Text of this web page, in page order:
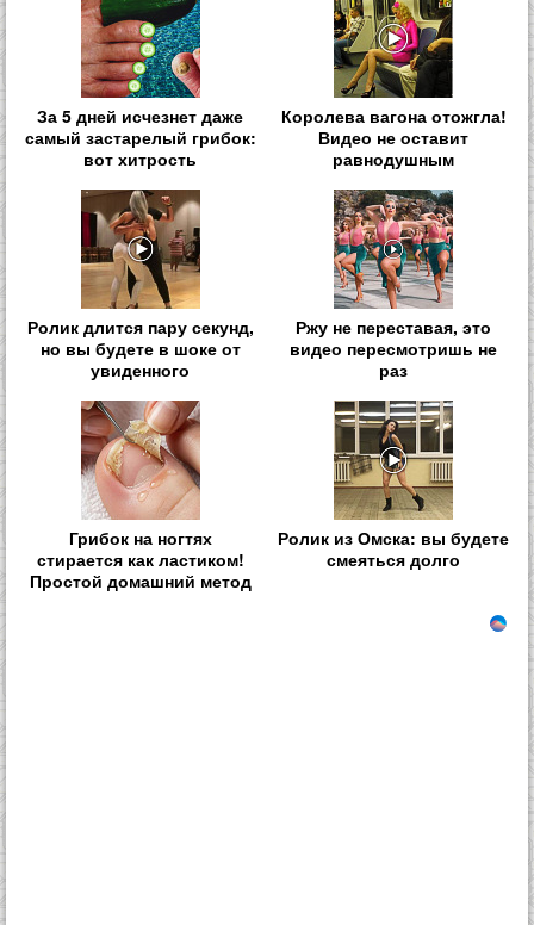
За 5 дней исчезнет даже
самый застарелый грибок:
вот хитрость
Королева вагона отожгла!
Видео не оставит
равнодушным
Ролик длится пару секунд,
но вы будете в шоке от
увиденного
Ржу не переставая, это
видео пересмотришь не
раз
Грибок на ногтях
стирается как ластиком!
Простой домашний метод
Ролик из Омска: вы будете
смеяться долго